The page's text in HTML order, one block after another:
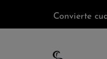
Convierte